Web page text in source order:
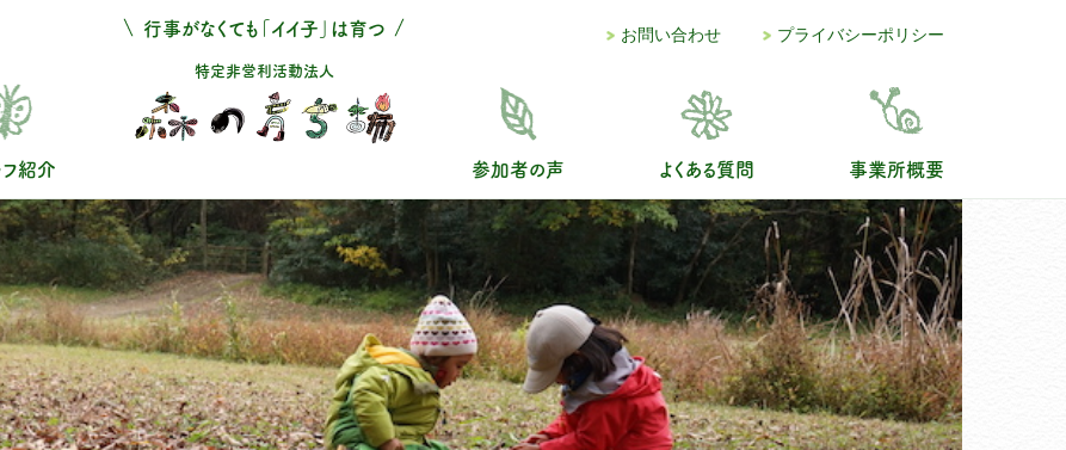
行事がなくても「イイ子」は育つ
特定非営利活動法人
フ紹介 参加者の声 よくある質問 事業所概要
お問い合わせ プライバシーポリシー